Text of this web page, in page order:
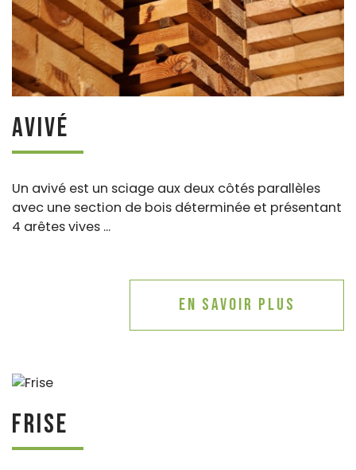
Avivé
Un avivé est un sciage aux deux côtés parallèles
avec une section de bois déterminée et présentant
4 arêtes vives ...
En savoir plus
Frise